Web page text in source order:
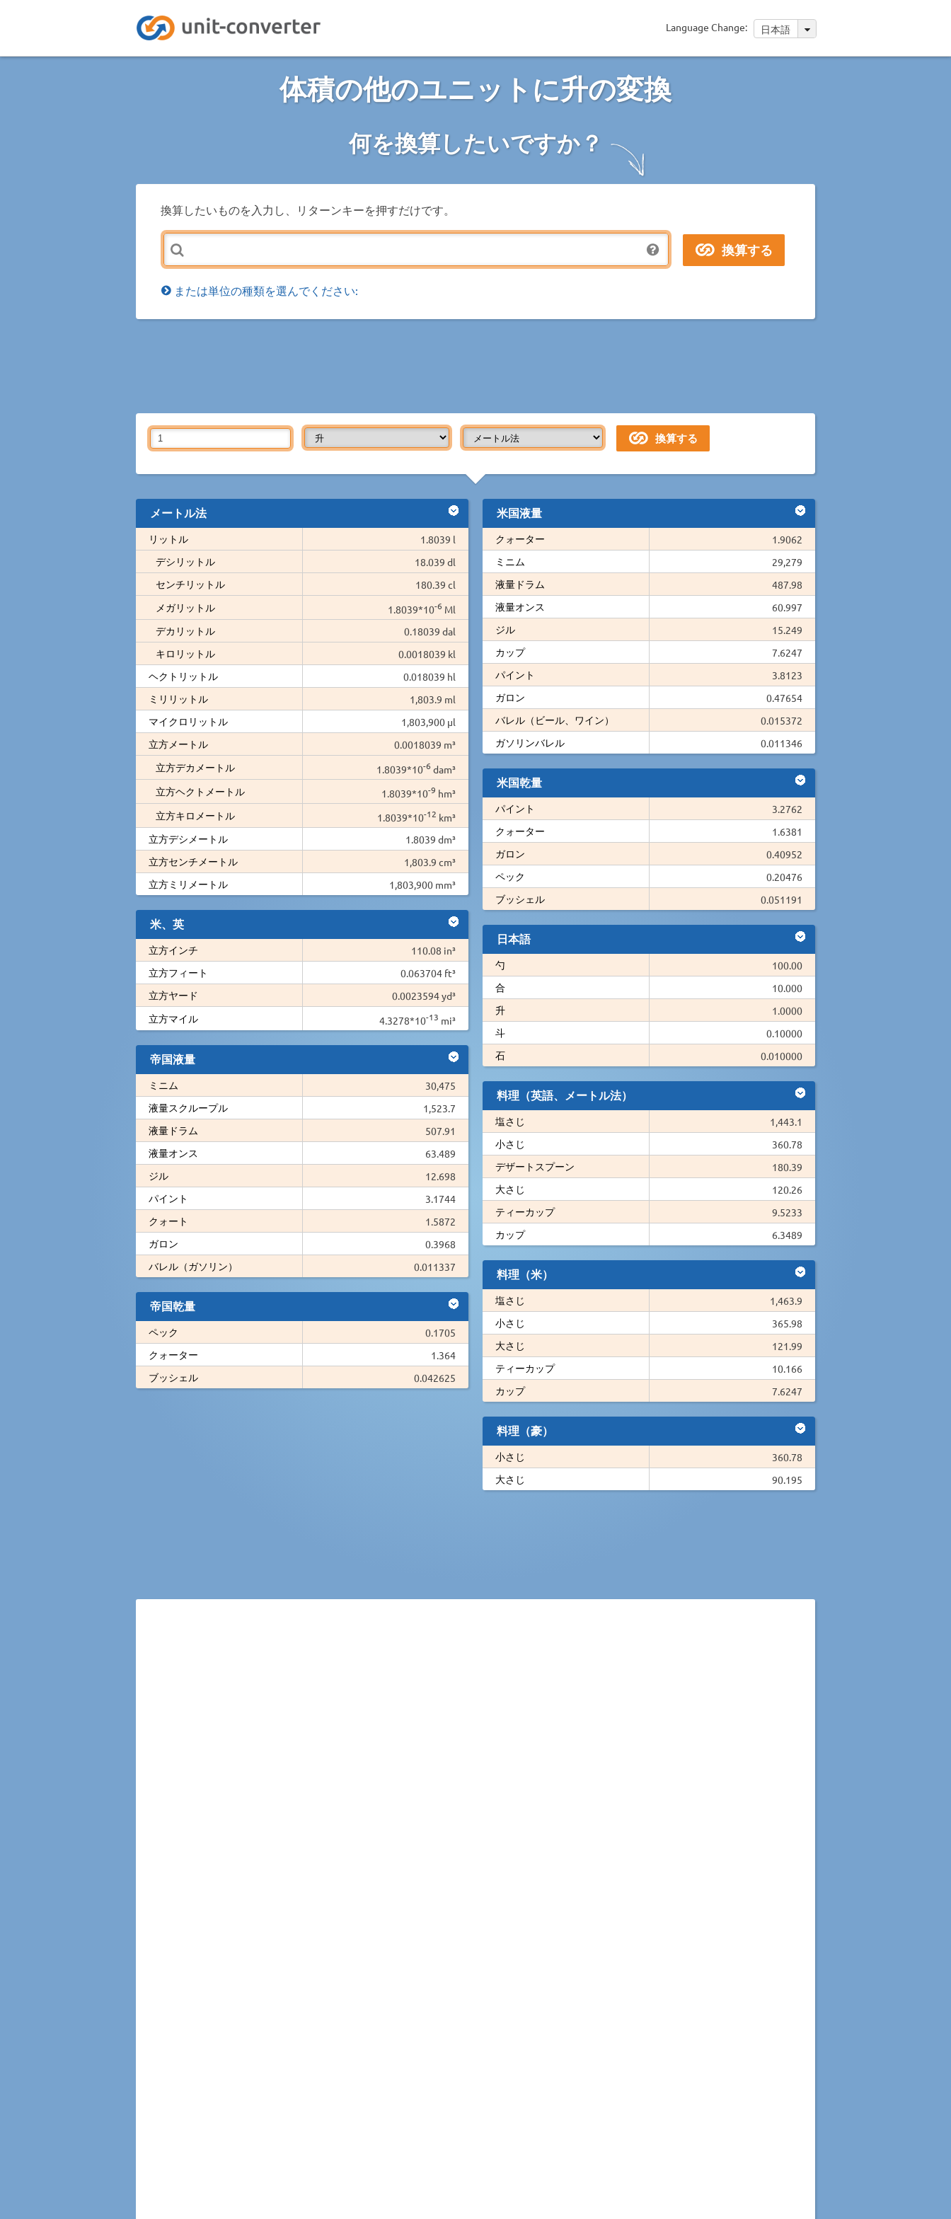
Language Change: 日本語
体積の他のユニットに升の変換
何を換算したいですか？
換算したいものを入力し、リターンキーを押すだけです。
または単位の種類を選んでください:
メートル法
リットル
1.8039 l
デシリットル
18.039 dl
センチリットル
180.39 cl
メガリットル
1.8039*10-6 Ml
デカリットル
0.18039 dal
キロリットル
0.0018039 kl
ヘクトリットル
0.018039 hl
ミリリットル
1,803.9 ml
マイクロリットル
1,803,900 µl
立方メートル
0.0018039 m³
立方デカメートル
1.8039*10-6 dam³
立方ヘクトメートル
1.8039*10-9 hm³
立方キロメートル
1.8039*10-12 km³
立方デシメートル
1.8039 dm³
立方センチメートル
1,803.9 cm³
立方ミリメートル
1,803,900 mm³
米、英
立方インチ
110.08 in³
立方フィート
0.063704 ft³
立方ヤード
0.0023594 yd³
立方マイル
4.3278*10-13 mi³
帝国液量
ミニム
30,475
液量スクループル
1,523.7
液量ドラム
507.91
液量オンス
63.489
ジル
12.698
パイント
3.1744
クォート
1.5872
ガロン
0.3968
バレル（ガソリン）
0.011337
帝国乾量
ペック
0.1705
クォーター
1.364
ブッシェル
0.042625
米国液量
クォーター
1.9062
ミニム
29,279
液量ドラム
487.98
液量オンス
60.997
ジル
15.249
カップ
7.6247
パイント
3.8123
ガロン
0.47654
バレル（ビール、ワイン）
0.015372
ガソリンバレル
0.011346
米国乾量
パイント
3.2762
クォーター
1.6381
ガロン
0.40952
ペック
0.20476
ブッシェル
0.051191
日本語
勺
100.00
合
10.000
升
1.0000
斗
0.10000
石
0.010000
料理（英語、メートル法）
塩さじ
1,443.1
小さじ
360.78
デザートスプーン
180.39
大さじ
120.26
ティーカップ
9.5233
カップ
6.3489
料理（米）
塩さじ
1,463.9
小さじ
365.98
大さじ
121.99
ティーカップ
10.166
カップ
7.6247
料理（豪）
小さじ
360.78
大さじ
90.195